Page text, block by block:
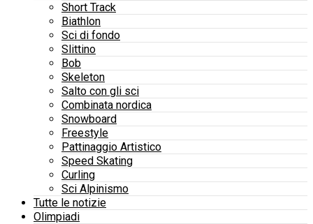
Short Track
Biathlon
Sci di fondo
Slittino
Bob
Skeleton
Salto con gli sci
Combinata nordica
Snowboard
Freestyle
Pattinaggio Artistico
Speed Skating
Curling
Sci Alpinismo
Tutte le notizie
Olimpiadi